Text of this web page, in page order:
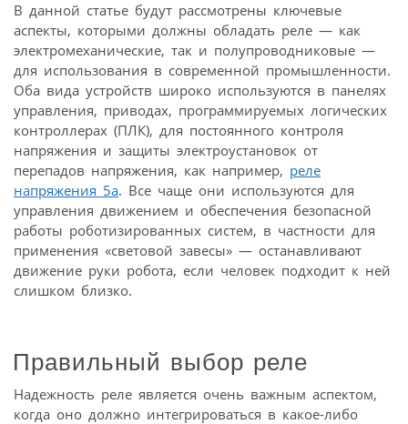
В данной статье будут рассмотрены ключевые
аспекты, которыми должны обладать реле — как
электромеханические, так и полупроводниковые —
для использования в современной промышленности.
Оба вида устройств широко используются в панелях
управления, приводах, программируемых логических
контроллерах (ПЛК), для постоянного контроля
напряжения и защиты электроустановок от
перепадов напряжения, как например, реле
напряжения 5а. Все чаще они используются для
управления движением и обеспечения безопасной
работы роботизированных систем, в частности для
применения «световой завесы» — останавливают
движение руки робота, если человек подходит к ней
слишком близко.
Правильный выбор реле
Надежность реле является очень важным аспектом,
когда оно должно интегрироваться в какое-либо